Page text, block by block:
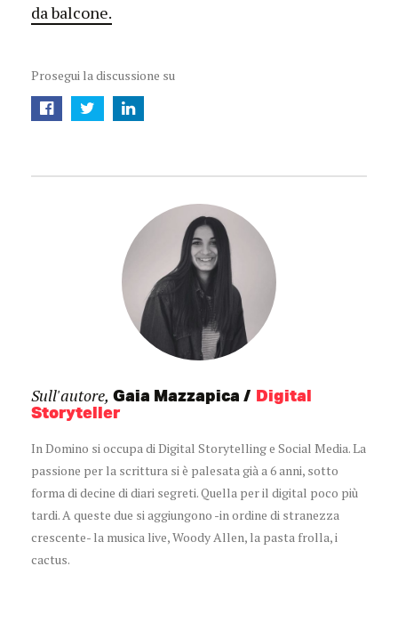
da balcone.
Prosegui la discussione su
Sull'autore, Gaia Mazzapica
Digital
Storyteller
In Domino si occupa di Digital Storytelling e Social Media. La
passione per la scrittura si è palesata già a 6 anni, sotto
forma di decine di diari segreti. Quella per il digital poco più
tardi. A queste due si aggiungono -in ordine di stranezza
crescente- la musica live, Woody Allen, la pasta frolla, i
cactus.